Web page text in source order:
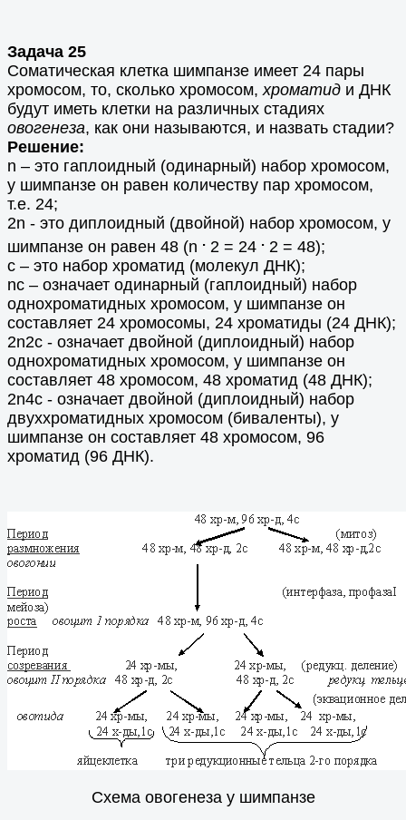
Задача 25
Соматическая клетка шимпанзе имеет 24 пары
хромосом, то, сколько хромосом, хроматид и ДНК
будут иметь клетки на различных стадиях
овогенеза, как они называются, и назвать стадии?
Решение:
n – это гаплоидный (одинарный) набор хромосом,
у шимпанзе он равен количеству пар хромосом,
т.е. 24;
2n - это диплоидный (двойной) набор хромосом, у
шимпанзе он равен 48 (n . 2 = 24 . 2 = 48);
с – это набор хроматид (молекул ДНК);
nc – означает одинарный (гаплоидный) набор
однохроматидных хромосом, у шимпанзе он
составляет 24 хромосомы, 24 хроматиды (24 ДНК);
2n2c - означает двойной (диплоидный) набор
однохроматидных хромосом, у шимпанзе он
составляет 48 хромосом, 48 хроматид (48 ДНК);
2n4c - означает двойной (диплоидный) набор
двуххроматидных хромосом (биваленты), у
шимпанзе он составляет 48 хромосом, 96
хроматид (96 ДНК).
Схема овогенеза у шимпанзе